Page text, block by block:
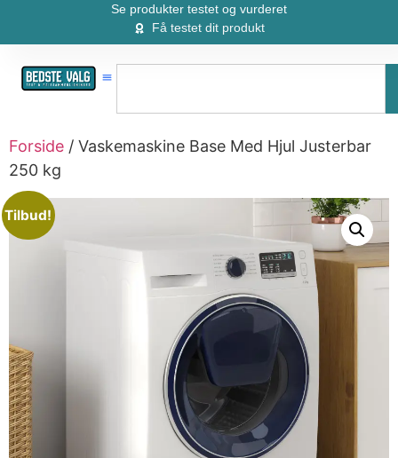
Se produkter testet og vurderet
Få testet dit produkt
Forside / Vaskemaskine Base Med Hjul Justerbar
250 kg
Tilbud!